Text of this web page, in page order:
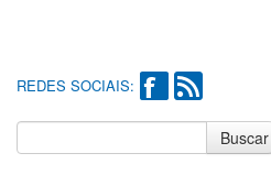
REDES SOCIAIS:
Buscar